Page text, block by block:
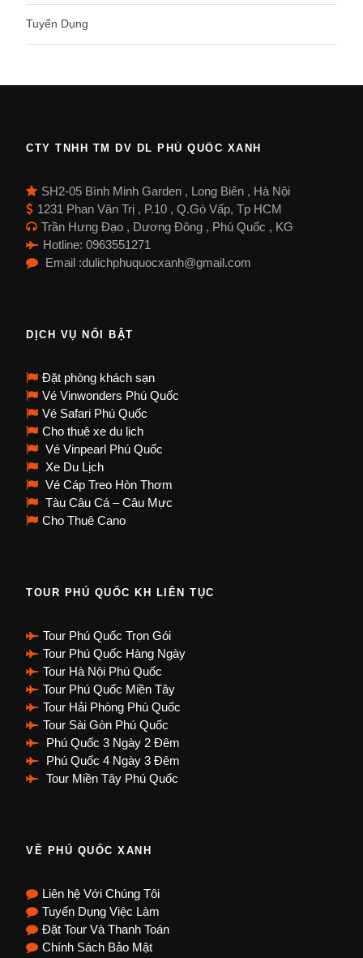
Tuyển Dụng
CTY TNHH TM DV DL PHÚ QUỐC XANH
SH2-05 Bình Minh Garden , Long Biên , Hà Nội
1231 Phan Văn Trị , P.10 , Q.Gò Vấp, Tp HCM
Trần Hưng Đạo , Dương Đông , Phú Quốc , KG
Hotline: 0963551271
Email :dulichphuquocxanh@gmail.com
DỊCH VỤ NỔI BẬT
Đặt phòng khách sạn
Vé Vinwonders Phú Quốc
Vé Safari Phú Quốc
Cho thuê xe du lịch
Vé Vinpearl Phú Quốc
Xe Du Lịch
Vé Cáp Treo Hòn Thơm
Tàu Câu Cá – Câu Mực
Cho Thuê Cano
TOUR PHÚ QUỐC KH LIÊN TỤC
Tour Phú Quốc Trọn Gói
Tour Phú Quốc Hàng Ngày
Tour Hà Nội Phú Quốc
Tour Phú Quốc Miền Tây
Tour Hải Phòng Phú Quốc
Tour Sài Gòn Phú Quốc
Phú Quốc 3 Ngày 2 Đêm
Phú Quốc 4 Ngày 3 Đêm
Tour Miền Tây Phú Quốc
VỀ PHÚ QUỐC XANH
Liên hệ Với Chúng Tôi
Tuyển Dụng Việc Làm
Đặt Tour Và Thanh Toán
Chính Sách Bảo Mật